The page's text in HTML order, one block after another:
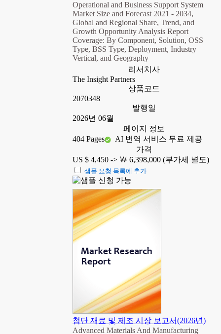
Operational and Business Support System
Market Size and Forecast 2021 - 2034,
Global and Regional Share, Trend, and
Growth Opportunity Analysis Report
Coverage: By Component, Solution, OSS
Type, BSS Type, Deployment, Industry
Vertical, and Geography
리서치사
The Insight Partners
상품코드
2070348
발행일
2026년 06월
페이지 정보
404 Pages
AI 번역 서비스 무료 제공
가격
US $ 4,450 -> ￦ 6,398,000 (부가세 별도)
샘플 요청 목록에 추가
첨단 재료 및 제조 시장 보고서(2026년)
Advanced Materials And Manufacturing